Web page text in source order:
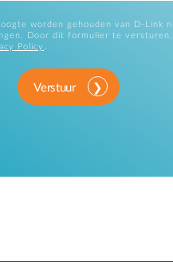
worden gehouden van D-Link
Door dit formulier te versturen,
Policy .
Verstuur